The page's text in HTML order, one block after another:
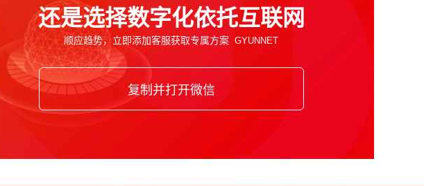
还是选择数字化依托互联网
顺应趋势，立即添加客服获取专属方案
复制并打开微信